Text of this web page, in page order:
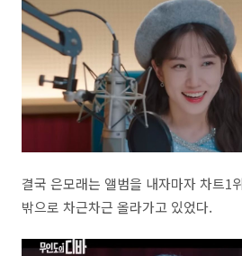
결국 은모래는 앨범을 내자마자 차트1
밖으로 차근차근 올라가고 있었다.